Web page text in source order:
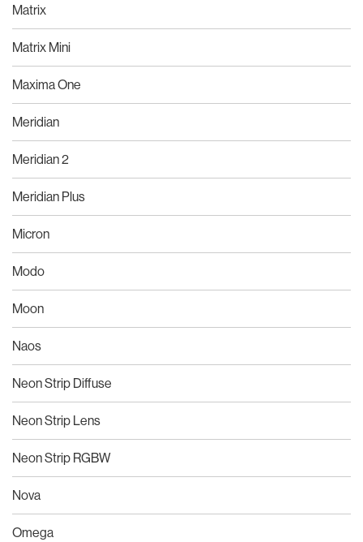
Matrix
Matrix Mini
Maxima One
Meridian
Meridian 2
Meridian Plus
Micron
Modo
Moon
Naos
Neon Strip Diffuse
Neon Strip Lens
Neon Strip RGBW
Nova
Omega